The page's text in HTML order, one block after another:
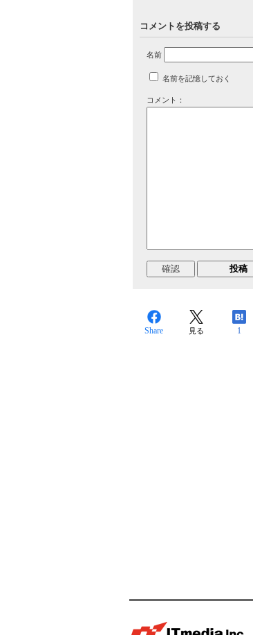
コメントを投稿する
名前
名前を記憶しておく
コメント：
Share 見る 1